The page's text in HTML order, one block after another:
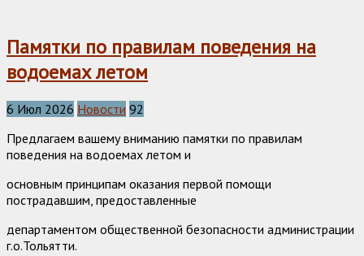
Памятки по правилам поведения на
водоемах летом
6 Июл 2026 Новости 92
Предлагаем вашему вниманию памятки по правилам
поведения на водоемах летом и
основным принципам оказания первой помощи
пострадавшим, предоставленные
департаментом общественной безопасности администрации
г.о.Тольятти.